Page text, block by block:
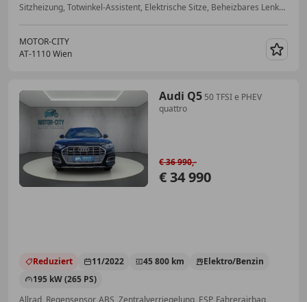
Sitzheizung, Totwinkel-Assistent, Elektrische Sitze, Beheizbares Lenkrad, Induktionsladen für Smartphones, Einparkhilfe selbstlenkendes System, Regensensor, Navigationssystem
MOTOR-CITY
AT-1110 Wien
Audi Q5 50 TFSI e PHEV
quattro
€ 34 990
€ 36 990,-
Reduziert 11/2022 45 800 km
Elektro/Benzin
195 kW (265 PS)
Allrad, Regensensor, ABS, Zentralverriegelung, ESP, Fahrerairbag